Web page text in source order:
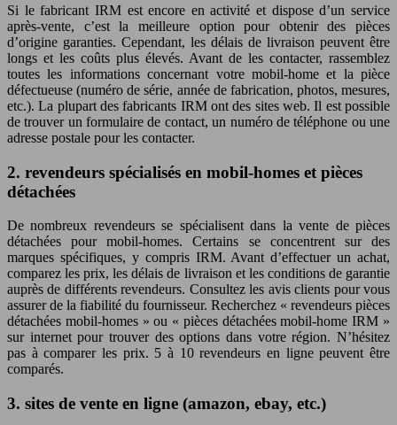
Si le fabricant IRM est encore en activité et dispose d’un service
après-vente, c’est la meilleure option pour obtenir des pièces
d’origine garanties. Cependant, les délais de livraison peuvent être
longs et les coûts plus élevés. Avant de les contacter, rassemblez
toutes les informations concernant votre mobil-home et la pièce
défectueuse (numéro de série, année de fabrication, photos, mesures,
etc.). La plupart des fabricants IRM ont des sites web. Il est possible
de trouver un formulaire de contact, un numéro de téléphone ou une
adresse postale pour les contacter.
2. revendeurs spécialisés en mobil-homes et pièces
détachées
De nombreux revendeurs se spécialisent dans la vente de pièces
détachées pour mobil-homes. Certains se concentrent sur des
marques spécifiques, y compris IRM. Avant d’effectuer un achat,
comparez les prix, les délais de livraison et les conditions de garantie
auprès de différents revendeurs. Consultez les avis clients pour vous
assurer de la fiabilité du fournisseur. Recherchez « revendeurs pièces
détachées mobil-homes » ou « pièces détachées mobil-home IRM »
sur internet pour trouver des options dans votre région. N’hésitez
pas à comparer les prix. 5 à 10 revendeurs en ligne peuvent être
comparés.
3. sites de vente en ligne (amazon, ebay, etc.)